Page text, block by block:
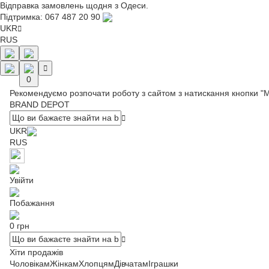
Відправка замовлень щодня з Одеси.
Підтримка: 067 487 20 90
UKR
RUS
0
Рекомендуємо розпочати роботу з сайтом з натискання кнопки
BRAND DEPOT
UKR
RUS
Увійти
Побажання
0 грн
Хіти продажів
ЧоловікамЖінкамХлопцямДівчатамІграшки